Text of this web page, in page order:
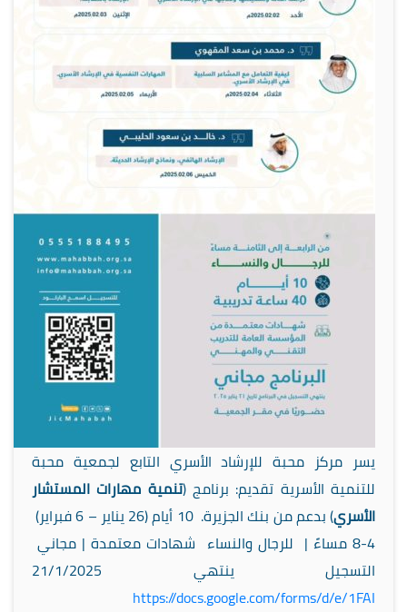
يسر مركز محبة للإرشاد الأسري التابع لجمعية محبة
للتنمية الأسرية تقديم: برنامج (تنمية مهارات المستشار
الأسري) بدعم من بنك الجزيرة. 10 أيام (26 يناير – 6 فبراير)
4-8 مساءً |
للرجال والنساء شهادات معتمدة | مجاني
التسجيل ينتهي 21/1/2025
https://docs.google.com/forms/d/e/1FAI